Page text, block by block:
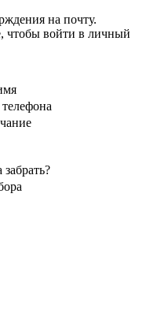
на почту.
чтобы войти в личный